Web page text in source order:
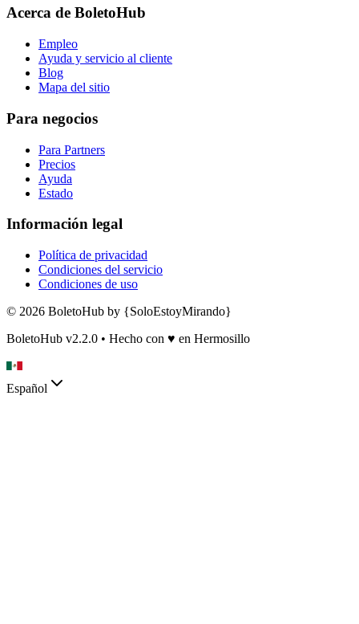
Acerca de BoletoHub
Empleo
Ayuda y servicio al cliente
Blog
Mapa del sitio
Para negocios
Para Partners
Precios
Ayuda
Estado
Información legal
Política de privacidad
Condiciones del servicio
Condiciones de uso
© 2026 BoletoHub by {SoloEstoyMirando}
BoletoHub v2.2.0 • Hecho con ♥ en Hermosillo
Español